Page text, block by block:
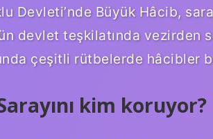
Devleti’nde Büyük Hâcib,
devlet teşkilatında vezirden
çeşitli rütbelerde hâcibler
kim koruyor?